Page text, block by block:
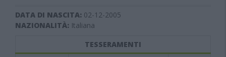
DATA DI NASCITA: 02-12-2005
NAZIONALITÀ: Italiana
TESSERAMENTI